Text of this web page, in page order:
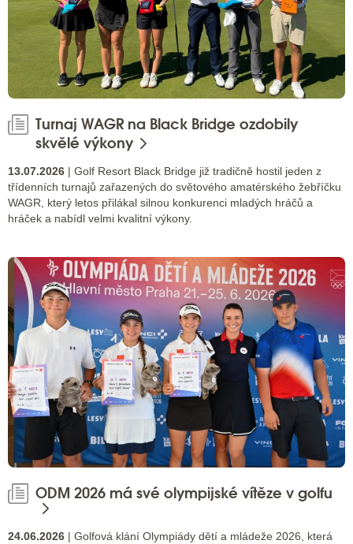
Turnaj WAGR na Black Bridge ozdobily
skvělé výkony
13.07.2026 | Golf Resort Black Bridge již tradičně hostil jeden z
třídenních turnajů zařazených do světového amatérského žebříčku
WAGR, který letos přilákal silnou konkurenci mladých hráčů a
hráček a nabídl velmi kvalitní výkony.
ODM 2026 má své olympijské vítěze v golfu
24.06.2026 | Golfová klání Olympiády dětí a mládeže 2026, která